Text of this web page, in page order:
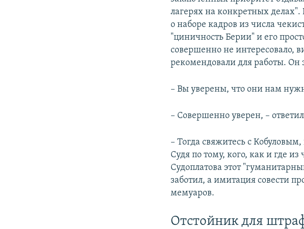
лагерях на конкретных
о наборе кадров из числа
"циничность Берии" и его
совершенно не интересовало,
рекомендовали для работы. Он
– Вы уверены, что они нам
– Совершенно уверен, –
– Тогда свяжитесь с
Судя по тому, кого, как и где
Судоплатова этот
заботил, а имитация совести
мемуаров.
Отстойник для